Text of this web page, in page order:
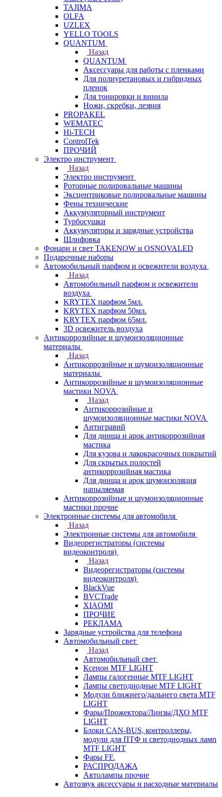
TAJIMA
OLFA
UZLEX
YELLO TOOLS
QUANTUM
Назад
QUANTUM
Аксессуары для работы с пленками
Для полиуретановых и гибридных
пленок
Для тонировки и винила
Ножи, скребки, лезвия
PROPAKEL
WEMATEC
Hi-TECH
ControlTek
ПРОЧИЙ
Электро инструмент
Назад
Электро инструмент
Роторные полировальные машины
Эксцентриковые полировальные машины
Фены технические
Аккумуляторный инструмент
Турбосушки
Аккумуляторы и зарядные устройства
Шлифовка
Фонари и свет TAKENOW и OSNOVALED
Подарочные наборы
Автомобильный парфюм и освежители воздуха
Назад
Автомобильный парфюм и освежители
воздуха
KRYTEX парфюм 5мл.
KRYTEX парфюм 50мл.
KRYTEX парфюм 65мл.
3D освежитель воздуха
Антикоррозийные и шумоизоляционные
материалы
Назад
Антикоррозийные и шумоизоляционные
материалы
Антикоррозийные и шумоизоляционные
мастики NOVA
Назад
Антикоррозийные и
шумоизоляционные мастики NOVA
Антигравий
Для днища и арок антикоррозийная
мастика
Для кузова и лакокрасочных покрытий
Для скрытых полостей
антикоррозийная мастика
Для днища и арок шумоизоляция
напыляемая
Антикоррозийные и шумоизоляционные
мастики прочие
Электронные системы для автомобиля
Назад
Электронные системы для автомобиля
Видеорегистраторы (системы
видеоконтроля)
Назад
Видеорегистраторы (системы
видеоконтроля)
BlackVue
BVCTrade
XIAOMI
ПРОЧИЕ
РЕКЛАМА
Зарядные устройства для телефона
Автомобильный свет
Назад
Автомобильный свет
Ксенон MTF LIGHT
Лампы галогенные MTF LIGHT
Лампы светодиодные MTF LIGHT
Модули ближнего/дальнего света MTF
LIGHT
Фары/Прожектора/Линзы/ДХО MTF
LIGHT
Блоки CAN-BUS, контроллеры,
модули для ПТФ и светодиодных ламп
MTF LIGHT
Фары FF.
РАСПРОДАЖА
Автолампы прочие
Автозвук аксессуары и расходные материалы